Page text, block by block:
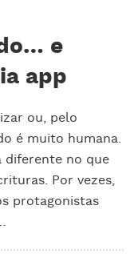
e
app
ou, pelo
é muito humana.
diferente no que
Por vezes,
protagonistas